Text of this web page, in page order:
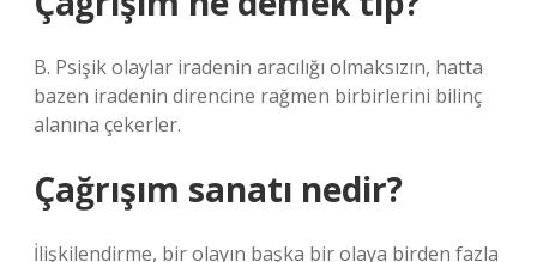
B. Psişik olaylar iradenin aracılığı olmaksızın, hatta
bazen iradenin direncine rağmen birbirlerini bilinç
alanına çekerler.
Çağrışım sanatı nedir?
İlişkilendirme, bir olayın başka bir olaya birden fazla